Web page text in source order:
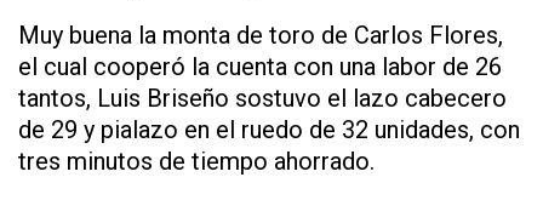
Muy buena la monta de toro de Carlos Flores,
el cual cooperó la cuenta con una labor de 26
tantos, Luis Briseño sostuvo el lazo cabecero
de 29 y pialazo en el ruedo de 32 unidades, con
tres minutos de tiempo ahorrado.